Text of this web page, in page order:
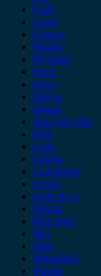
Ford
Geely
Gonow
Honda
Hyundai
Isuzu
iveco
Jaecoo
Jaguar
Jeep Chrysler
KIA
Lada
Lancia
Leapmotor
Lexus
Lynk & co
Mazda
Mercedes
MG
Mini
Mitsubishi
Nissan